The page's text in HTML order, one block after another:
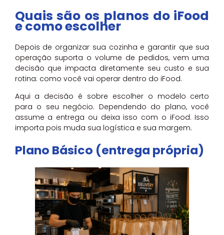
Quais são os planos do iFood
e como escolher
Depois de organizar sua cozinha e garantir que sua
operação suporta o volume de pedidos, vem uma
decisão que impacta diretamente seu custo e sua
rotina: como você vai operar dentro do iFood.
Aqui a decisão é sobre escolher o modelo certo
para o seu negócio. Dependendo do plano, você
assume a entrega ou deixa isso com o iFood. Isso
importa pois muda sua logística e sua margem.
Plano Básico (entrega própria)